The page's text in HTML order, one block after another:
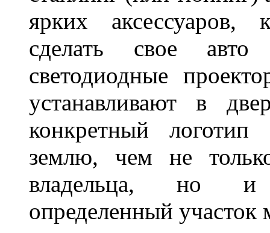
ярких аксессуаров,
сделать свое
светодиодные
устанавливают в
конкретный логотип
землю, чем не
владельца, но и
определенный участок